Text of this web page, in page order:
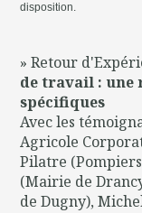
disposition.
» Retour
de travail : une
spécifiques
Avec les
Agricole
Pilatre
(Mairie de
de Dugny),